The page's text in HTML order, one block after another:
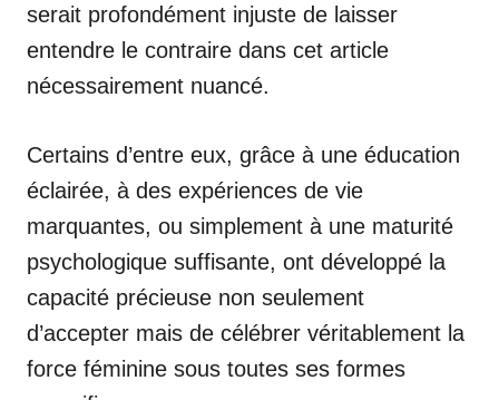
serait profondément injuste de laisser
entendre le contraire dans cet article
nécessairement nuancé.
Certains d’entre eux, grâce à une éducation
éclairée, à des expériences de vie
marquantes, ou simplement à une maturité
psychologique suffisante, ont développé la
capacité précieuse non seulement
d’accepter mais de célébrer véritablement la
force féminine sous toutes ses formes